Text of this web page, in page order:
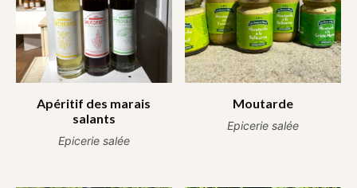
Apéritif des marais
salants
Epicerie salée
Moutarde
Epicerie salée